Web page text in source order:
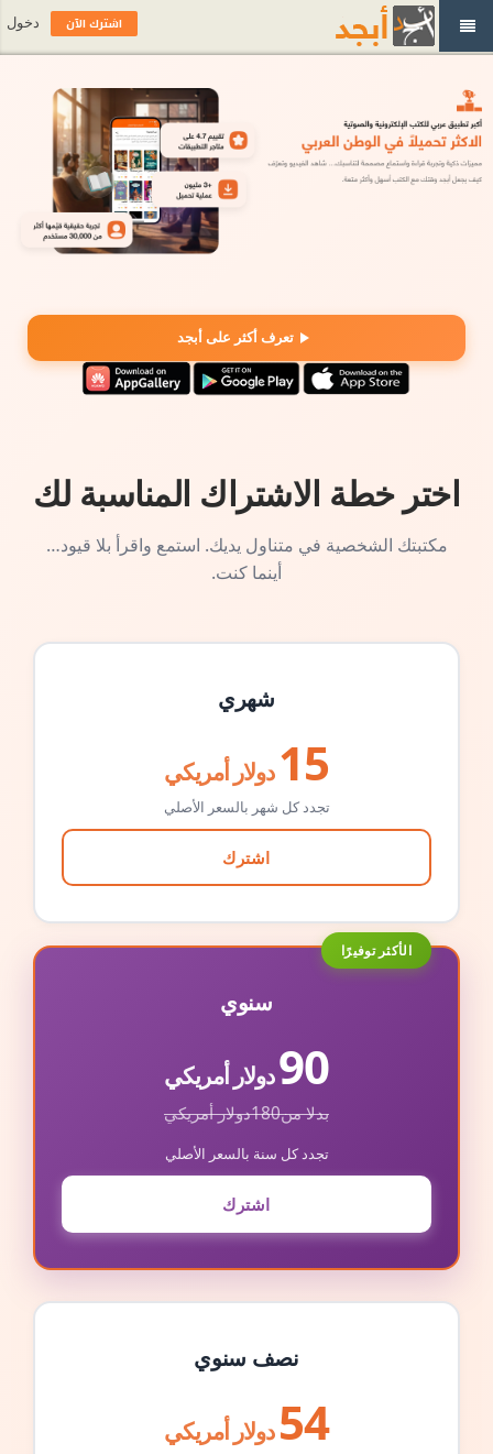
تعرف أكثر على أبجد
اختر خطة الاشتراك المناسبة لك
مكتبتك الشخصية في متناول يديك. استمع واقرأ بلا قيود…
أينما كنت.
شهري
15 دولار أمريكي
تجدد كل شهر بالسعر الأصلي
اشترك
الأكثر توفيرًا
سنوي
90دولار أمريكي
بدلا من180دولار أمريكي
تجدد كل سنة بالسعر الأصلي
اشترك
نصف سنوي
54 دولار أمريكي
اشترك الآن دخول